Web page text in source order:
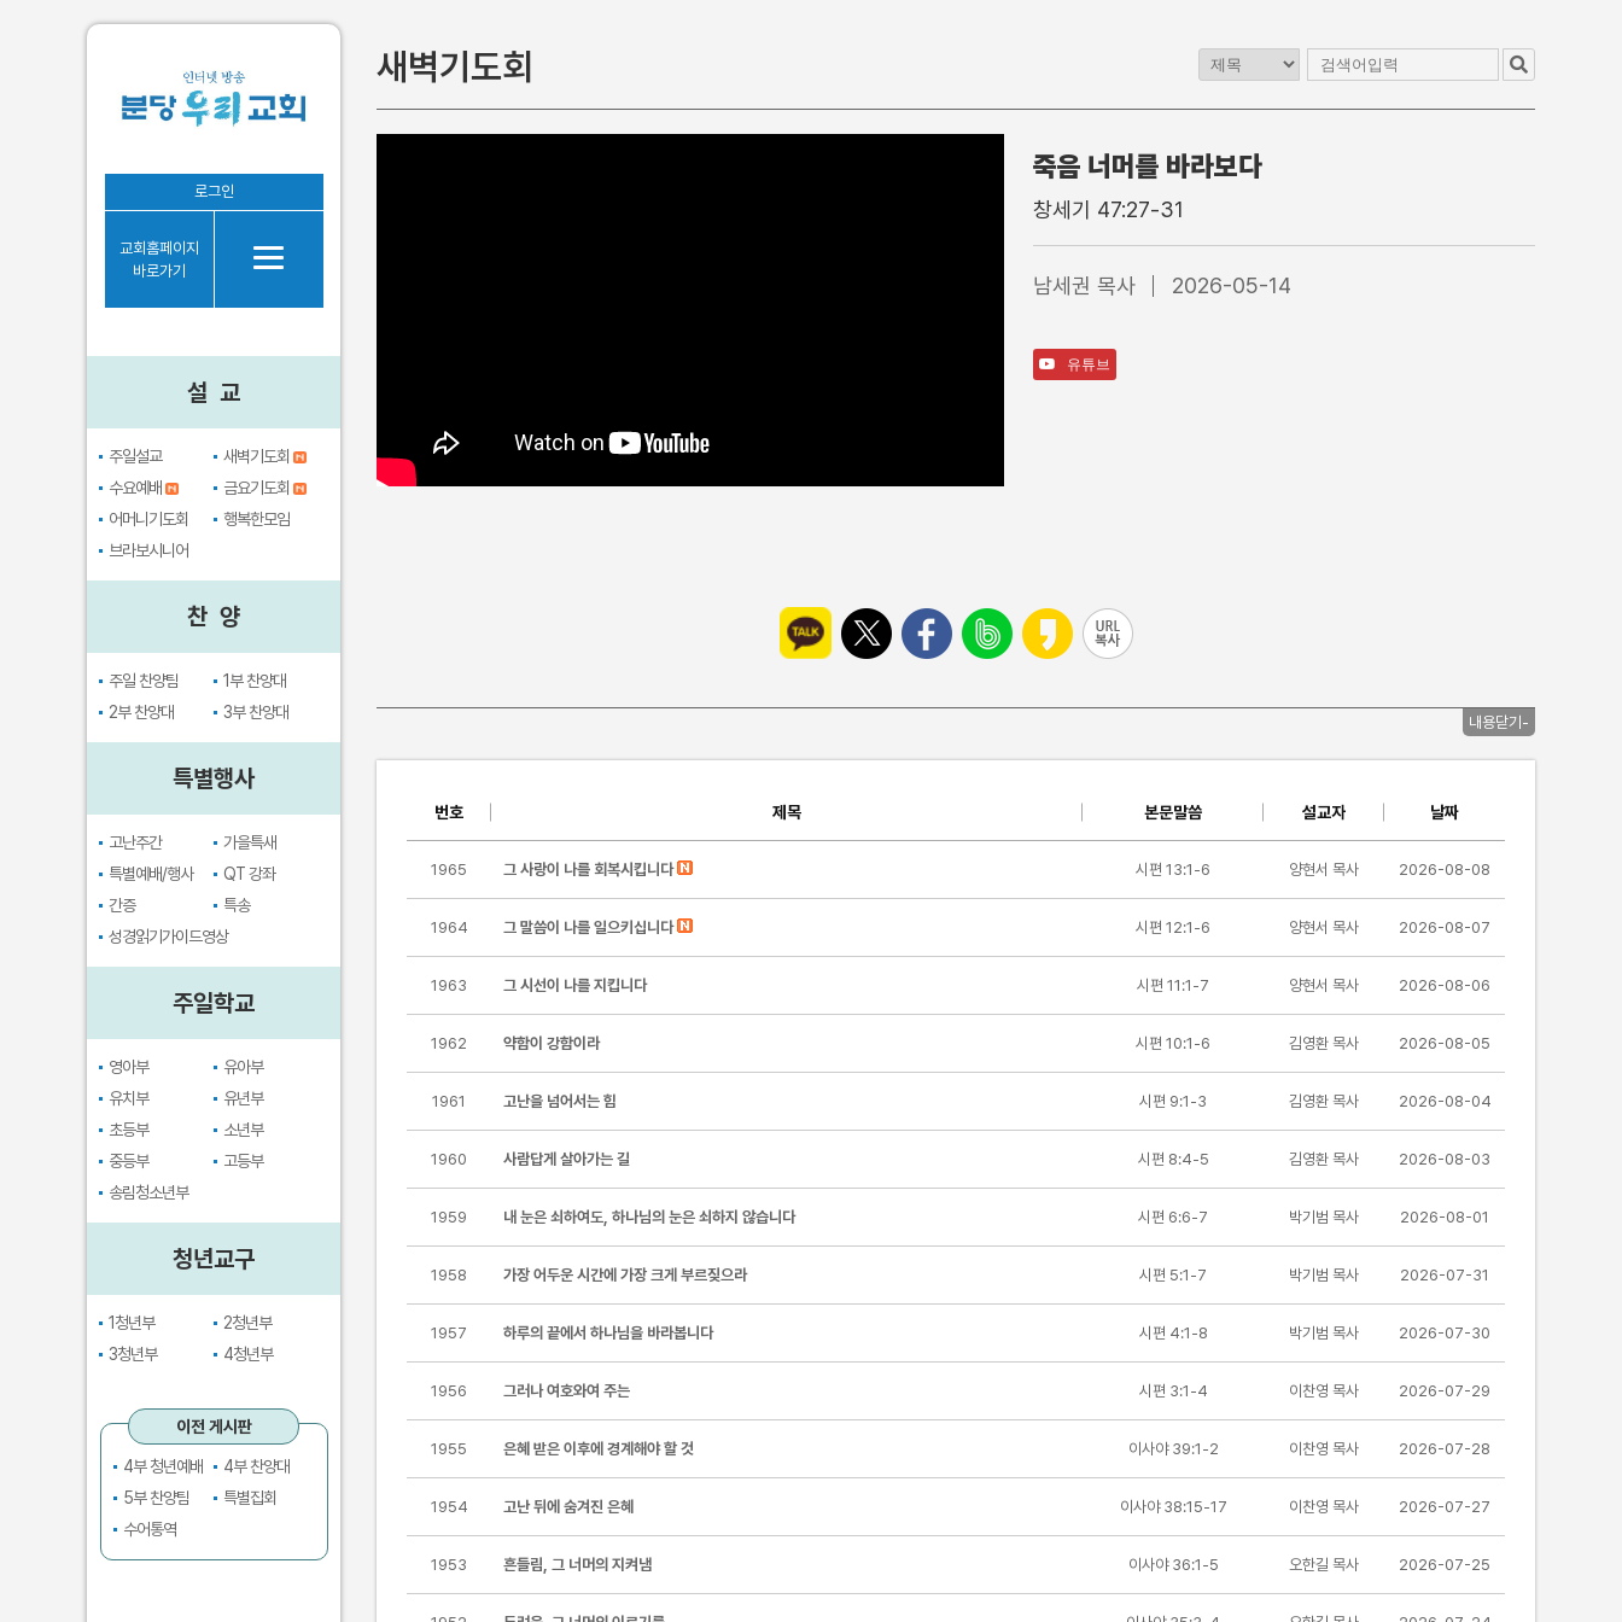
로그인
교회홈페이지
바로가기
주일학교
3청년부
설 교
주일설교
새벽기도회
수요예배
금요기도회
어머니기도회
행복한모임
브라보시니어
찬 양
주일 찬양팀
1부 찬양대
2부 찬양대
3부 찬양대
특별행사
고난주간
가을특새
특별예배/행사
QT 강좌
간증
특송
성경읽기가이드영상
주일학교
영아부
유아부
유치부
유년부
초등부
소년부
중등부
고등부
송림청소년부
청년교구
1청년부
2청년부
3청년부
4청년부
이전 게시판
4부 청년예배
4부 찬양대
5부 찬양팀
특별집회
수어통역
새벽기도회
죽음 너머를 바라보다
창세기 47:27-31
남세권 목사 2026-05-14
유튜브
내용닫기-
번호 제목 본문말씀 설교자 날짜
1965 그 사랑이 나를 회복시킵니다 시편 13:1-6 양현서 목사 2026-08-08
1964 그 말씀이 나를 일으키십니다 시편 12:1-6 양현서 목사 2026-08-07
1963 그 시선이 나를 지킵니다 시편 11:1-7 양현서 목사 2026-08-06
1962 약함이 강함이라 시편 10:1-6 김영환 목사 2026-08-05
1961 고난을 넘어서는 힘 시편 9:1-3 김영환 목사 2026-08-04
1960 사람답게 살아가는 길 시편 8:4-5 김영환 목사 2026-08-03
1959 내 눈은 쇠하여도, 하나님의 눈은 쇠하지 않습니다 시편 6:6-7 박기범 목사 2026-08-01
1958 가장 어두운 시간에 가장 크게 부르짖으라 시편 5:1-7 박기범 목사 2026-07-31
1957 하루의 끝에서 하나님을 바라봅니다 시편 4:1-8 박기범 목사 2026-07-30
1956 그러나 여호와여 주는 시편 3:1-4 이찬영 목사 2026-07-29
1955 은혜 받은 이후에 경계해야 할 것 이사야 39:1-2 이찬영 목사 2026-07-28
1954 고난 뒤에 숨겨진 은혜 이사야 38:15-17 이찬영 목사 2026-07-27
1953 흔들림, 그 너머의 지켜냄 이사야 36:1-5 오한길 목사 2026-07-25